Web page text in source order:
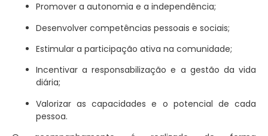
Promover a autonomia e a independência;
Desenvolver competências pessoais e sociais;
Estimular a participação ativa na comunidade;
Incentivar a responsabilização e a gestão da vida
diária;
Valorizar as capacidades e o potencial de cada
pessoa.